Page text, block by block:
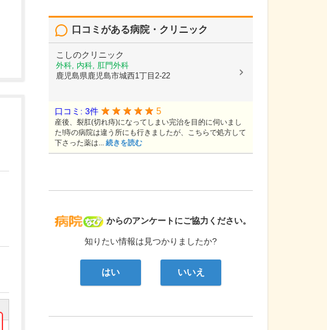
病院なび
からのアンケートにご協力ください。
知りたい情報は見つかりましたか?
はい いいえ
口コミがある病院・クリニック
こしのクリニック
外科, 内科, 肛門外科
鹿児島県鹿児島市城西1丁目2-22
口コミ: 3件 5
産後、裂肛(切れ痔)になってしまい完治を目的に伺いまし
た!痔の病院は違う所にも行きましたが、こちらで処方して
下さった薬は... 続きを読む